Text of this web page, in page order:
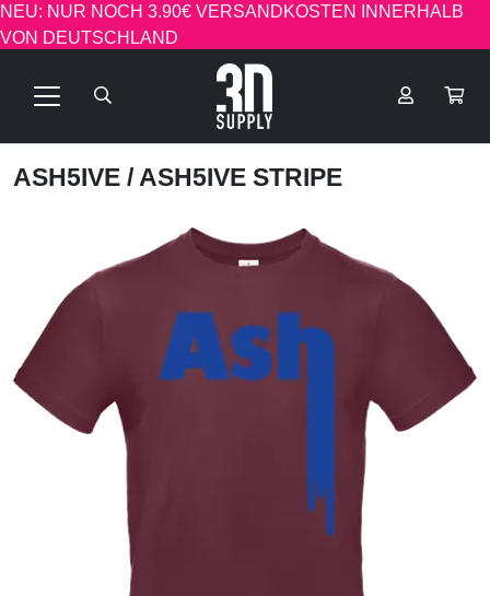
NEU: NUR NOCH 3.90€ VERSANDKOSTEN INNERHALB
VON DEUTSCHLAND
ASH5IVE / ASH5IVE STRIPE